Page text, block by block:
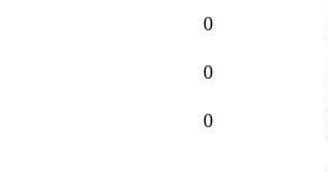
0
0
0